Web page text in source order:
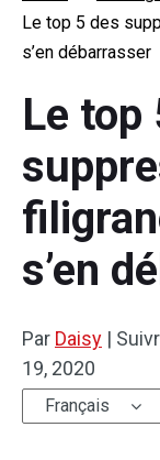
Nouveautés
Montage
Rapport
Réglage de
Tailler/
Effets audio
Texte/
Ressources
Astuces
Enregistreur
Le top 5 des
s’en débarrasser
Le top
s’en
Par Daisy |
19, 2020
Français